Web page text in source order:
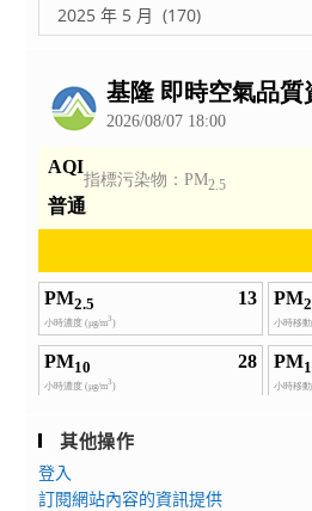
體
驗
活
動
章
名
訊
整
2025 年 5 月 (170)
其他操作
登入
訂閱網站內容的資訊提供